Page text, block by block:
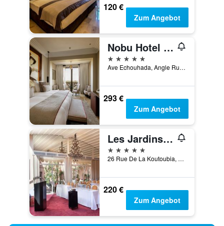
120 €
Zum Angebot
Nobu Hotel Marrakech
5 Sterne
Ave Echouhada, Angle Rue Des Temples, Marrakesch, Marokko
293 €
Zum Angebot
Les Jardins de la Koutoubia
5 Sterne
26 Rue De La Koutoubia, Marrakesch, Marokko
220 €
Zum Angebot